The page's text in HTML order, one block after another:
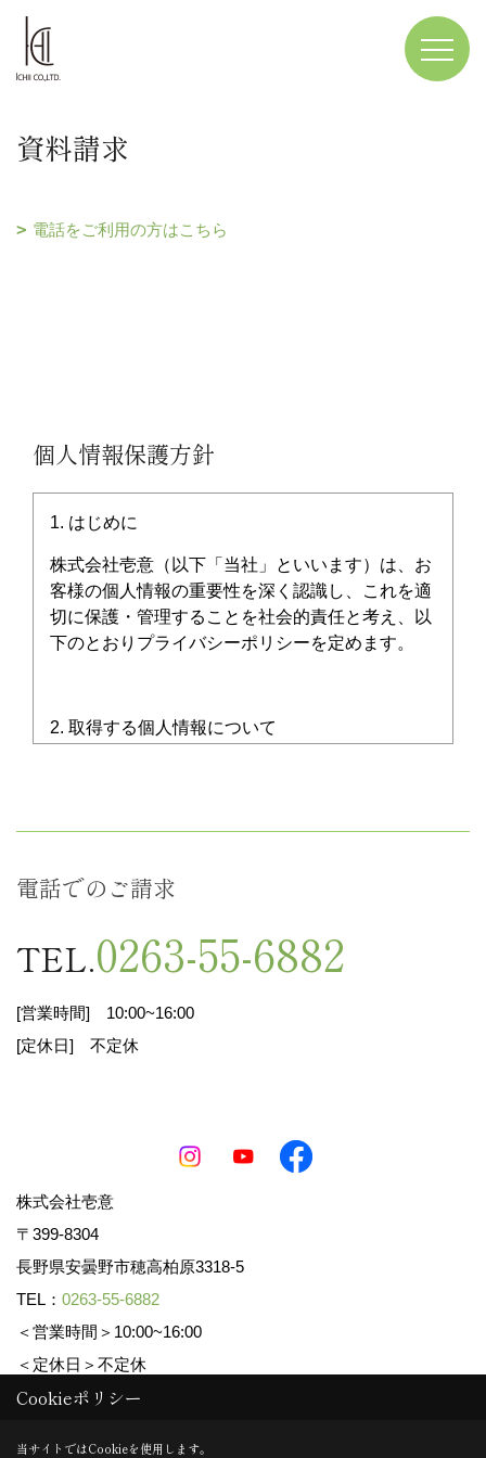
資料請求
電話をご利用の方はこちら
個人情報保護方針
1. はじめに
株式会社壱意（以下「当社」といいます）は、お
客様の個人情報の重要性を深く認識し、これを適
切に保護・管理することを社会的責任と考え、以
下のとおりプライバシーポリシーを定めます。
2. 取得する個人情報について
・氏名
・電話番号
・メールアドレス
また、当社ウェブサイトのご利用に際し、アクセ
スログや
取得した個人情報は、以下の目的に限り利用いた
電話でのご請求
TEL.0263-55-6882
[営業時間] 10:00~16:00
[定休日] 不定休
株式会社壱意
〒399-8304
長野県安曇野市穂高柏原3318-5
TEL： 0263-55-6882
＜営業時間＞10:00~16:00
＜定休日＞不定休
Copyright (c) ICHII Corp. All Rights Reserved.
Cookieポリシー
当サイトではCookieを使用します。